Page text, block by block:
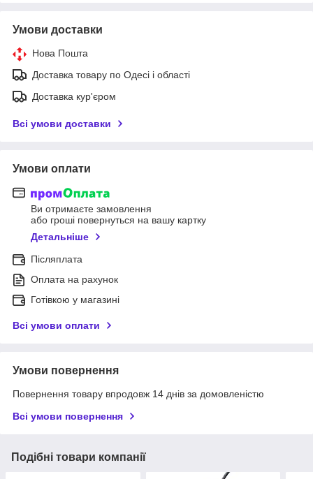
Умови доставки
Нова Пошта
Доставка товару по Одесі і області
Доставка кур'єром
Всі умови доставки
Умови оплати
Ви отримаєте замовлення
або гроші повернуться на вашу картку
Детальніше
Післяплата
Оплата на рахунок
Готівкою у магазині
Всі умови оплати
Умови повернення
Повернення товару впродовж 14 днів за домовленістю
Всі умови повернення
Подібні товари компанії